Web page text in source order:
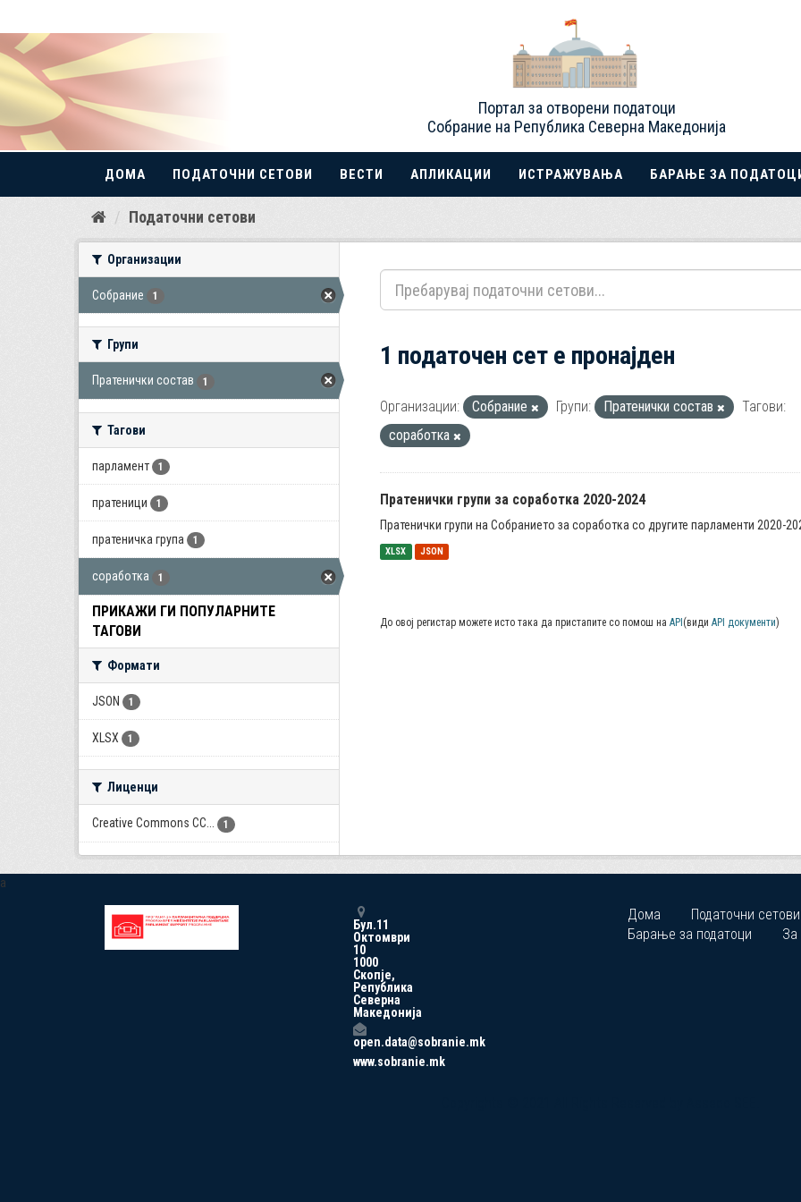
Прескокнете
Портал за отворени податоци
Собрание на Република Северна Македонија
ДОМА ПОДАТОЧНИ СЕТОВИ ВЕСТИ АПЛИКАЦИИ ИСТРАЖУВАЊА БАРАЊЕ ЗА
Податочни сетови
Организации
Собрание 1
Групи
Пратенички состав 1
Тагови
парламент 1
пратеници 1
пратеничка група 1
соработка 1
ПРИКАЖИ ГИ ПОПУЛАРНИТЕ
ТАГОВИ
Формати
JSON 1
XLSX 1
Лиценци
Creative Commons CC... 1
1 податочен сет е пронајден
Организации: Собрание Групи: Пратенички состав
Тагови:
соработка
Пратенички групи за соработка 2020-2024
Пратенички групи на Собранието за соработка со другите парламенти 2020-
XLSX JSON
До овој регистар можете исто така да пристапите со помош на API (види API документи)
a
Бул.11
Октомври
10
1000
Скопје,
Република
Северна
Македонија
open.data@sobranie.mk
www.sobranie.mk
Дома
Податочни сетови
Барање за податоци
За